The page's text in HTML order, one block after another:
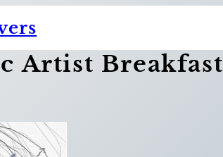
Artist Breakfast